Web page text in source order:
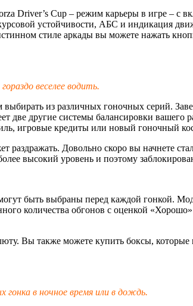
Driver’s Cup – режим карьеры в игре – с
устойчивости, АБС и индикация
стиле аркады вы можете нажать
веселее водить.
из различных гоночных серий.
две другие системы балансировки вашего
игровые кредиты или новый гоночный
раздражать. Довольно скоро вы начнете
высокий уровень и поэтому
быть выбраны перед каждой гонкой.
количества обгонов с оценкой
Вы также можете купить боксы,
в ночное время или в дождь.